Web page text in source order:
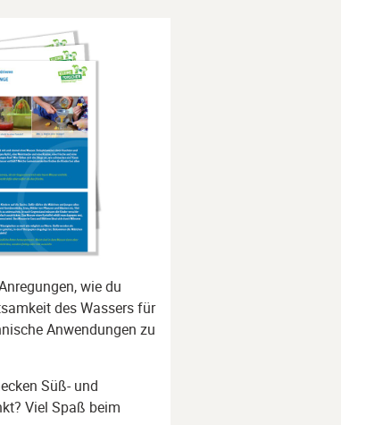
wie du
des Wassers für
Anwendungen zu
Süß- und
Viel Spaß beim